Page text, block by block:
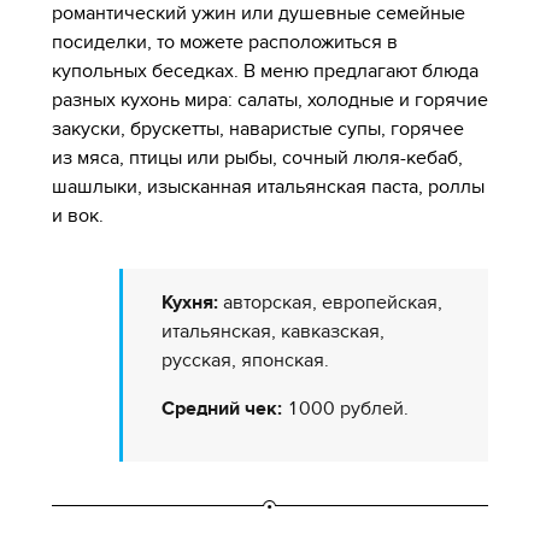
романтический ужин или душевные семейные
посиделки, то можете расположиться в
купольных беседках. В меню предлагают блюда
разных кухонь мира: салаты, холодные и горячие
закуски, брускетты, наваристые супы, горячее
из мяса, птицы или рыбы, сочный люля-кебаб,
шашлыки, изысканная итальянская паста, роллы
и вок.
Кухня: авторская, европейская,
итальянская, кавказская,
русская, японская.
Средний чек:1000 рублей.